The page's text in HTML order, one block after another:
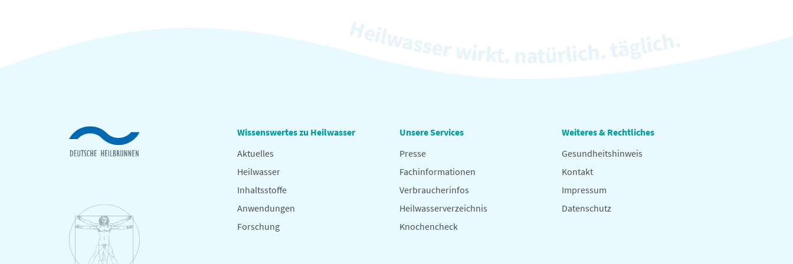
Wissenswertes zu Heilwasser
Aktuelles
Heilwasser
Inhaltsstoffe
Anwendungen
Forschung
Unsere Services
Presse
Fachinformationen
Verbraucherinfos
Heilwasserverzeichnis
Knochencheck
Weiteres & Rechtliches
Gesundheitshinweis
Kontakt
Impressum
Datenschutz